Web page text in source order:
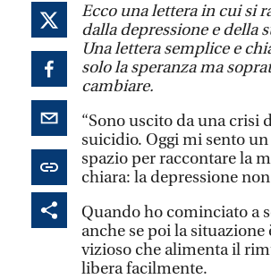
Ecco una lettera in cui si
dalla depressione e della
Una lettera semplice e
solo la speranza ma
cambiare.
“Sono uscito da una crisi
suicidio. Oggi mi sento
spazio per raccontare la
chiara: la depressione
Quando ho cominciato a
anche se poi la
vizioso che alimenta il
libera facilmente.